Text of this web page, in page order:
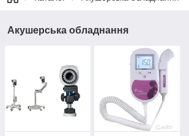
Акушерська обладнання